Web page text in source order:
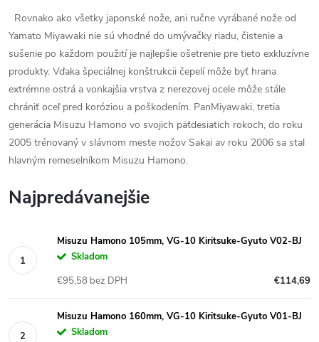
Rovnako ako všetky japonské nože, ani ručne vyrábané nože od
Yamato Miyawaki nie sú vhodné do umývačky riadu, čistenie a
sušenie po každom použití je najlepšie ošetrenie pre tieto exkluzívne
produkty. Vďaka špeciálnej konštrukcii čepelí môže byť hrana
extrémne ostrá a vonkajšia vrstva z nerezovej ocele môže stále
chrániť oceľ pred koróziou a poškodením. PanMiyawaki, tretia
generácia Misuzu Hamono vo svojich päťdesiatich rokoch, do roku
2005 trénovaný v slávnom meste nožov Sakai av roku 2006 sa stal
hlavným remeselníkom Misuzu Hamono.
Najpredávanejšie
Misuzu Hamono 105mm, VG-10 Kiritsuke-Gyuto V02-BJ
Skladom
€114,69
€95,58 bez DPH
Misuzu Hamono 160mm, VG-10 Kiritsuke-Gyuto V01-BJ
Skladom